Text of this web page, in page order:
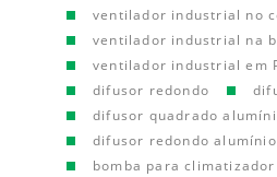
ventilador industrial no
ventilador industrial na
ventilador industrial em
difusor redondo
difusor quadrado
difusor redondo alumínio
bomba para climatizador